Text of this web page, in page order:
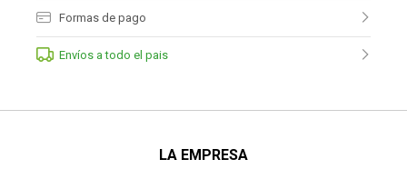
Formas de pago
Envíos a todo el pais
LA EMPRESA